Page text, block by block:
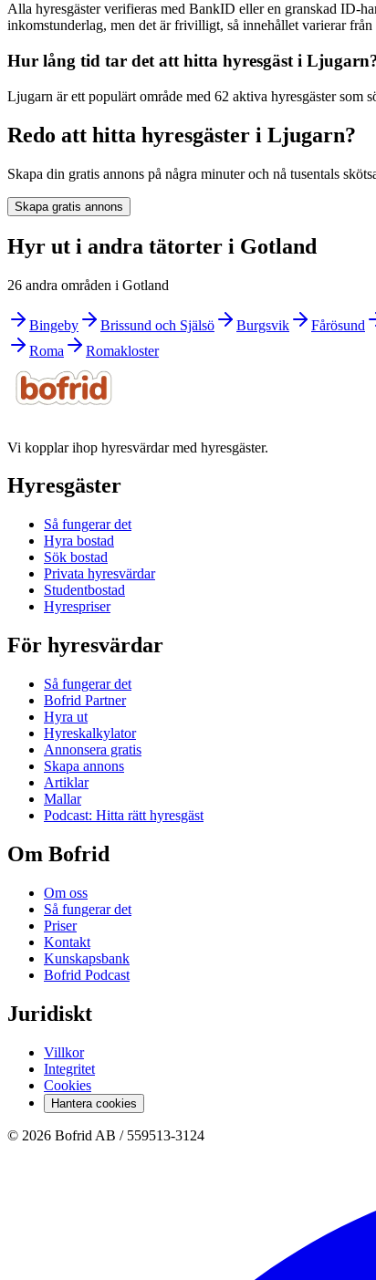
Alla hyresgäster verifieras med BankID eller en granskad ID-
inkomstunderlag, men det är frivilligt, så innehållet varierar
Hur lång tid tar det att hitta hyresgäst i
Ljugarn är ett populärt område med 62 aktiva hyresgäster som
Redo att hitta hyresgäster i Ljugarn?
Skapa din gratis annons på några minuter och nå tusentals
Skapa gratis annons
Hyr ut i andra tätorter i Gotland
26 andra områden i Gotland
Bingeby Brissund och Själsö Burgsvik Fårösund
Roma
Romakloster
Vi kopplar ihop hyresvärdar med hyresgäster.
Hyresgäster
Så fungerar det
Hyra bostad
Sök bostad
Privata hyresvärdar
Studentbostad
Hyrespriser
För hyresvärdar
Så fungerar det
Bofrid Partner
Hyra ut
Hyreskalkylator
Annonsera gratis
Skapa annons
Artiklar
Mallar
Podcast: Hitta rätt hyresgäst
Om Bofrid
Om oss
Så fungerar det
Priser
Kontakt
Kunskapsbank
Bofrid Podcast
Juridiskt
Villkor
Integritet
Cookies
Hantera cookies
© 2026 Bofrid AB / 559513-3124